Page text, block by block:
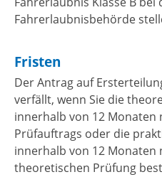
Fahrerlaubnisbehörde
Fristen
Der Antrag auf
verfällt, wenn Sie die
innerhalb von 12 Monaten
Prüfauftrags oder die
innerhalb von 12 Monaten
theoretischen Prüfung